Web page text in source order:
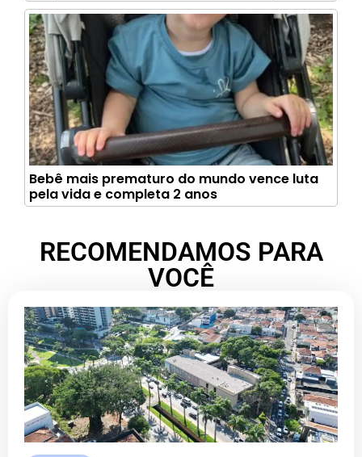
Bebê mais prematuro do mundo vence luta
pela vida e completa 2 anos
RECOMENDAMOS PARA
VOCÊ